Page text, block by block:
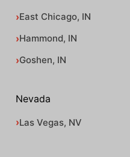
East Chicago, IN
Hammond, IN
Goshen, IN
Nevada
Las Vegas, NV